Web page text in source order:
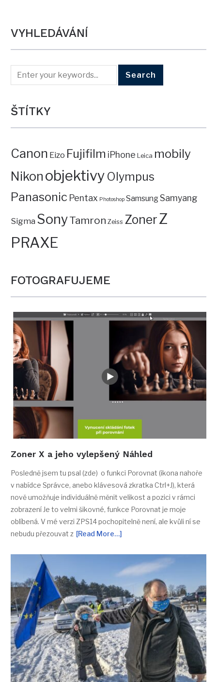
VYHLEDÁVÁNÍ
ŠTÍTKY
Canon Eizo Fujifilm iPhone Leica mobily
Nikon objektivy Olympus
Panasonic Pentax Photoshop SamsungSamyang
Sigma SonyTamron Zeiss ZonerZ
PRAXE
FOTOGRAFUJEME
Zoner X a jeho vylepšený Náhled
Posledně jsem tu psal (zde) o funkci Porovnat (ikona nahoře
v nabídce Správce, anebo klávesová zkratka Ctrl+J), která
nově umožňuje individuálně měnit velikost a pozici v rámci
zobrazení Je to velmi šikovné, funkce Porovnat je moje
oblíbená. V mé verzi ZPS14 pochopitelně není, ale kvůli ní se
nebudu přezouvat z [Read More…]